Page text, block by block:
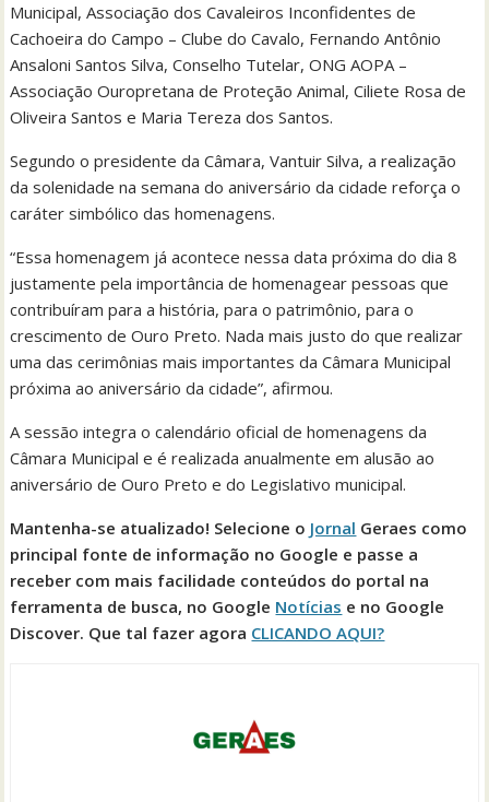
Municipal, Associação dos Cavaleiros Inconfidentes de
Cachoeira do Campo – Clube do Cavalo, Fernando Antônio
Ansaloni Santos Silva, Conselho Tutelar, ONG AOPA –
Associação Ouropretana de Proteção Animal, Ciliete Rosa de
Oliveira Santos e Maria Tereza dos Santos.
Segundo o presidente da Câmara, Vantuir Silva, a realização
da solenidade na semana do aniversário da cidade reforça o
caráter simbólico das homenagens.
“Essa homenagem já acontece nessa data próxima do dia 8
justamente pela importância de homenagear pessoas que
contribuíram para a história, para o patrimônio, para o
crescimento de Ouro Preto. Nada mais justo do que realizar
uma das cerimônias mais importantes da Câmara Municipal
próxima ao aniversário da cidade”, afirmou.
A sessão integra o calendário oficial de homenagens da
Câmara Municipal e é realizada anualmente em alusão ao
aniversário de Ouro Preto e do Legislativo municipal.
Mantenha-se atualizado! Selecione o Jornal Geraes como
principal fonte de informação no Google e passe a
receber com mais facilidade conteúdos do portal na
ferramenta de busca, no Google Notícias e no Google
Discover. Que tal fazer agora CLICANDO AQUI?